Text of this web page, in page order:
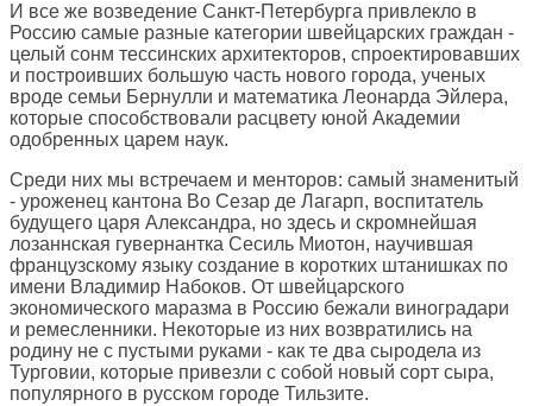
И все же возведение Санкт-Петербурга привлекло в
Россию самые разные категории швейцарских граждан -
целый сонм тессинских архитекторов, спроектировавших
и построивших большую часть нового города, ученых
вроде семьи Бернулли и математика Леонарда Эйлера,
которые способствовали расцвету юной Академии
одобренных царем наук.
Среди них мы встречаем и менторов: самый знаменитый
- уроженец кантона Во Сезар де Лагарп, воспитатель
будущего царя Александра, но здесь и скромнейшая
лозаннская гувернантка Сесиль Миотон, научившая
французскому языку создание в коротких штанишках по
имени Владимир Набоков. От швейцарского
экономического маразма в Россию бежали виноградари
и ремесленники. Некоторые из них возвратились на
родину не с пустыми руками - как те два сыродела из
Турговии, которые привезли с собой новый сорт сыра,
популярного в русском городе Тильзите.